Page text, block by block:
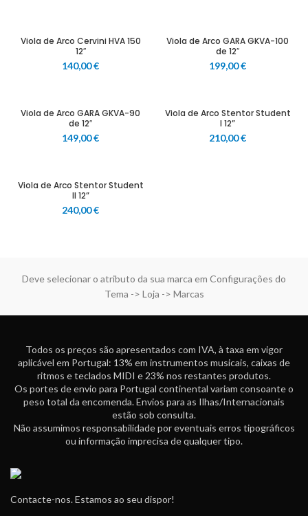
Viola de Arco Cervini HVA 150
12″
140,00€
Viola de Arco GARA GKVA-100
de 12″
199,00€
Viola de Arco GARA GKVA-90
de 12″
149,00€
Viola de Arco Stentor Student
I 12”
210,00€
Viola de Arco Stentor Student
II 12”
240,00€
Deve selecionar o atributo da sua marca em Configurações do
Tema -> Loja -> Marcas
Todos os preços são apresentados com IVA, à taxa em vigor
aplicável em Portugal: 13% em instrumentos musicais, caixas de
ritmos e teclados MIDI e 23% nos restantes produtos.
Os portes de envio para Portugal continental variam consoante o
peso total da encomenda. Envios para as Ilhas/Internacionais
estão sob consulta.
Não assumimos responsabilidade por eventuais erros tipográficos
ou informação imprecisa de qualquer tipo.
Contacte-nos. Estamos ao seu dispor!